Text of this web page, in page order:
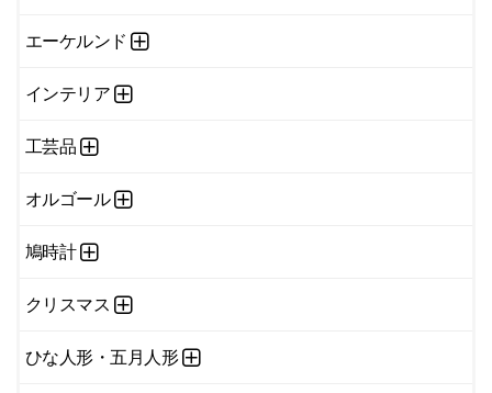
エーケルンド
インテリア
工芸品
オルゴール
鳩時計
クリスマス
ひな人形・五月人形